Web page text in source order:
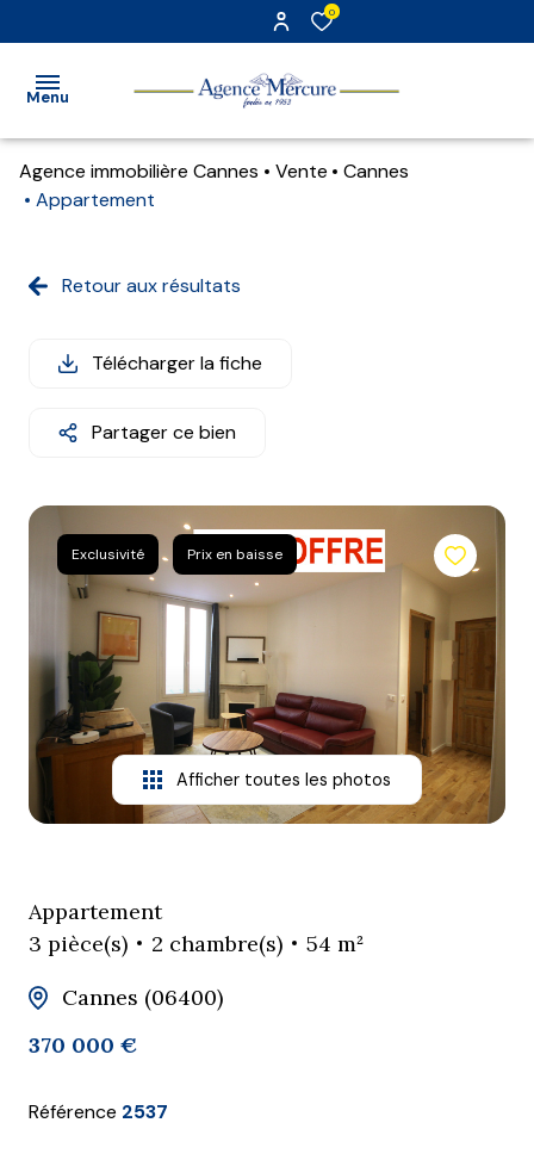
0
Menu
accueil
location
gestion
agence
contact
Agence immobilière Cannes Vente
Cannes
Appartement
Retour aux résultats
Télécharger la fiche
Partager ce bien
Exclusivité Prix en baisse
Afficher toutes les photos
Appartement
3 pièce(s)
2 chambre(s)
54 m²
Cannes (06400)
370 000 €
Référence 2537